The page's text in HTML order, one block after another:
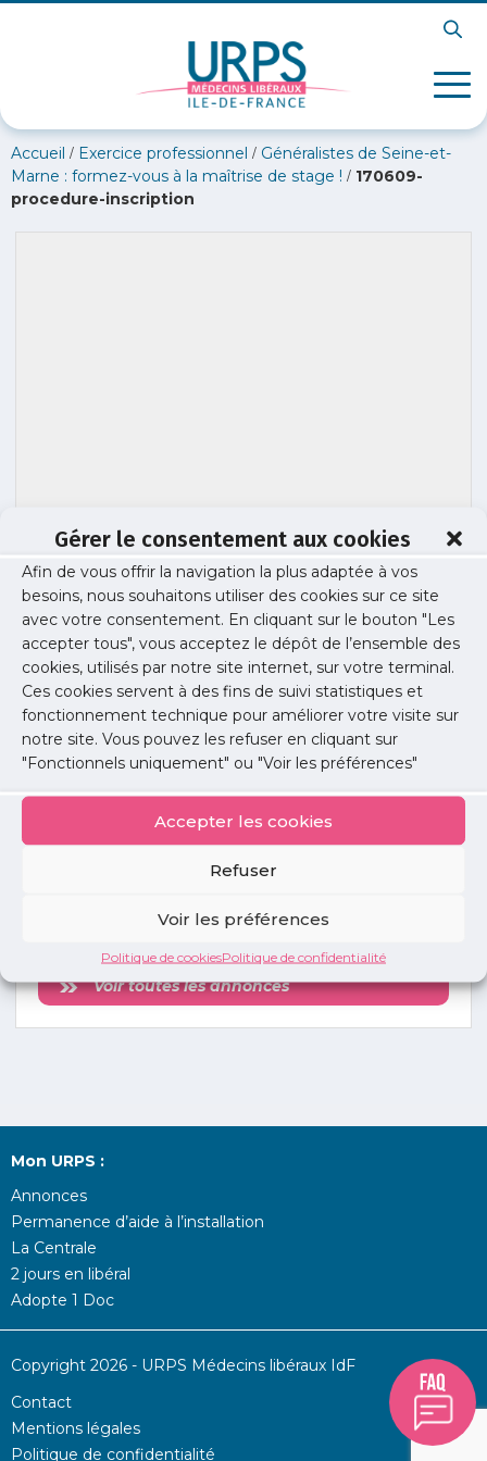
Gérer le consentement aux cookies
Afin de vous offrir la navigation la plus adaptée à vos
besoins, nous souhaitons utiliser des cookies sur ce site
avec votre consentement. En cliquant sur le bouton "Les
accepter tous", vous acceptez le dépôt de l’ensemble des
cookies, utilisés par notre site internet, sur votre terminal.
Ces cookies servent à des fins de suivi statistiques et
fonctionnement technique pour améliorer votre visite sur
notre site. Vous pouvez les refuser en cliquant sur
"Fonctionnels uniquement" ou "Voir les préférences"
Accepter les cookies
Refuser
Voir les préférences
Politique de cookiesPolitique de confidentialité
Accueil / Exercice professionnel / Généralistes de Seine-et-
Marne : formez-vous à la maîtrise de stage ! / 170609-
procedure-inscription
170609-procedure-inscription
Publié le :9 juin 2017
Partager cet article :
annonces
Voir toutes les annonces
Mon URPS :
Annonces
Permanence d’aide à l’installation
La Centrale
2 jours en libéral
Adopte 1 Doc
Copyright 2026 - URPS Médecins libéraux IdF
Contact
Mentions légales
Politique de confidentialité